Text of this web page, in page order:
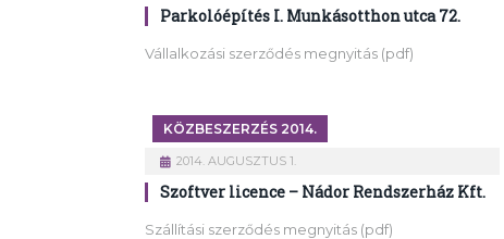
Parkolóépítés I. Munkásotthon utca 72.
Vállalkozási szerződés megnyitás (pdf)
KÖZBESZERZÉS 2014.
2014. AUGUSZTUS 1.
Szoftver licence – Nádor Rendszerház Kft.
Szállítási szerződés megnyitás (pdf)